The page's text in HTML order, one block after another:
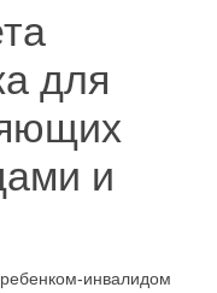
для
и
инвалидом